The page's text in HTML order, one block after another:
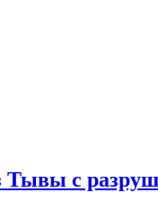
Тывы с